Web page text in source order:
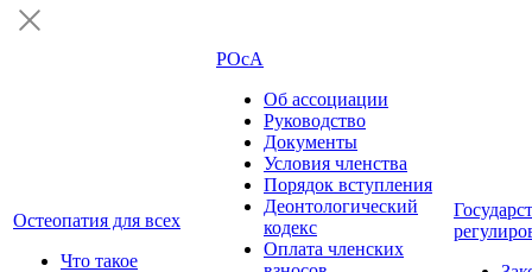
Остеопатия для всех
Что такое
РОсА
Об ассоциации
Руководство
Документы
Условия членства
Порядок вступления
Деонтологический
кодекс
Оплата членских